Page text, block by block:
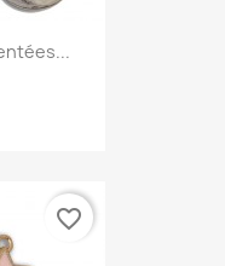
favorite_border